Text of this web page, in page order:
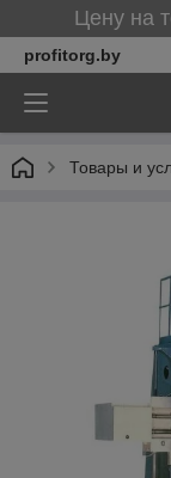
Цену на
profitorg.by
Товары и